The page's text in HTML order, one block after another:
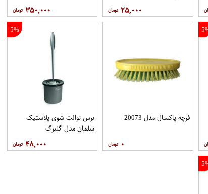
۲۵,۰۰۰ ۳۵۰,۰۰۰
فرچه پاکسال مدل 20073
۰
5%
برس توالت شوی پلاستیک
سلمان مدل گلبرگ
۴۸,۰۰۰